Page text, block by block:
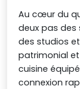
Au cœur du
deux pas des
des studios
patrimonial et
cuisine
connexion